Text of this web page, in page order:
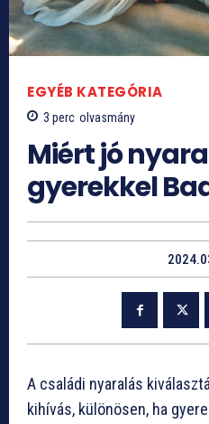
EGYÉB KATEGÓRIA
3 perc olvasmány
Miért jó
gyerekkel
A családi nyaralás
kihívás, különösen, ha